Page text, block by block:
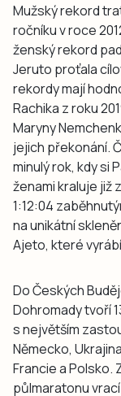
Mužský rekord
ročníku v roce
ženský rekord
Jeruto proťala
rekordy mají
Rachika z roku
Maryny
jejich překonání.
minulý rok, kdy si
ženami kraluje již
1:12:04
na unikátní
Ajeto, které
Do Českých
Dohromady tvoří
s největším
Německo,
Francie a
půlmaratonu